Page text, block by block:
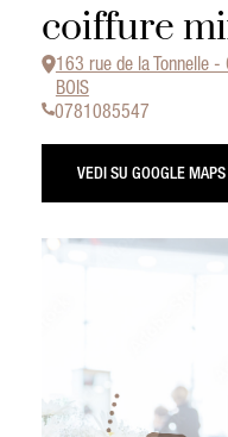
coiffure
163 rue de la Tonnelle -
BOIS
0781085547
VEDI SU GOOGLE MAPS